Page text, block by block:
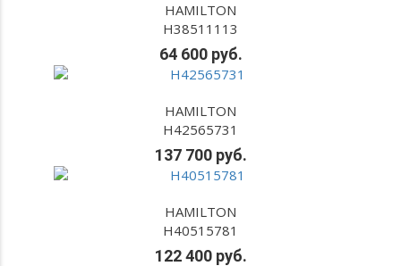
HAMILTON
H38511113
64 600 руб.
HAMILTON
H42565731
137 700 руб.
HAMILTON
H40515781
122 400 руб.